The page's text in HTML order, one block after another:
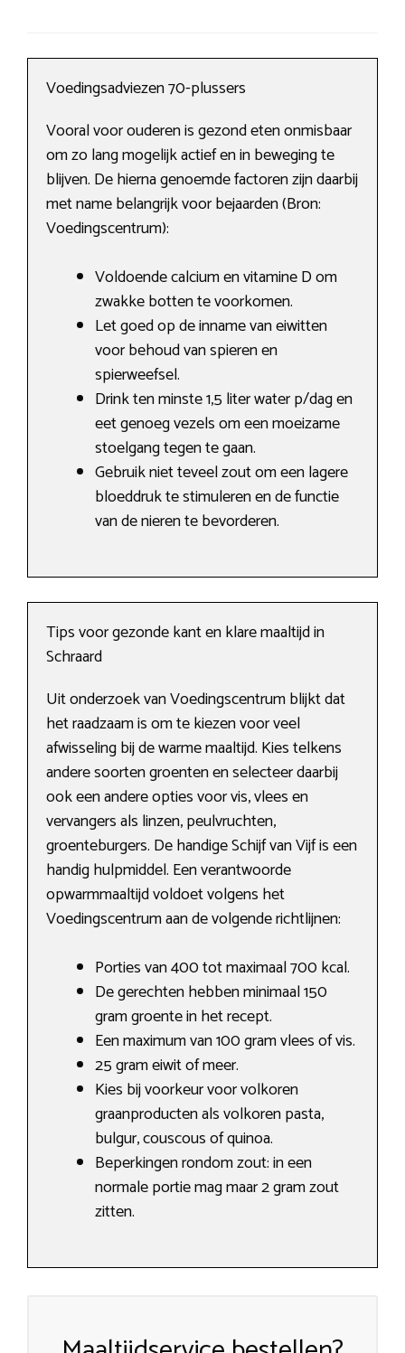
Voedingsadviezen 70-plussers
Vooral voor ouderen is gezond eten onmisbaar
om zo lang mogelijk actief en in beweging te
blijven. De hierna genoemde factoren zijn daarbij
met name belangrijk voor bejaarden (Bron:
Voedingscentrum):
Voldoende calcium en vitamine D om
zwakke botten te voorkomen.
Let goed op de inname van eiwitten
voor behoud van spieren en
spierweefsel.
Drink ten minste 1,5 liter water p/dag en
eet genoeg vezels om een moeizame
stoelgang tegen te gaan.
Gebruik niet teveel zout om een lagere
bloeddruk te stimuleren en de functie
van de nieren te bevorderen.
Tips voor gezonde kant en klare maaltijd in
Schraard
Uit onderzoek van Voedingscentrum blijkt dat
het raadzaam is om te kiezen voor veel
afwisseling bij de warme maaltijd. Kies telkens
andere soorten groenten en selecteer daarbij
ook een andere opties voor vis, vlees en
vervangers als linzen, peulvruchten,
groenteburgers. De handige Schijf van Vijf is een
handig hulpmiddel. Een verantwoorde
opwarmmaaltijd voldoet volgens het
Voedingscentrum aan de volgende richtlijnen:
Porties van 400 tot maximaal 700 kcal.
De gerechten hebben minimaal 150
gram groente in het recept.
Een maximum van 100 gram vlees of vis.
25 gram eiwit of meer.
Kies bij voorkeur voor volkoren
graanproducten als volkoren pasta,
bulgur, couscous of quinoa.
Beperkingen rondom zout: in een
normale portie mag maar 2 gram zout
zitten.